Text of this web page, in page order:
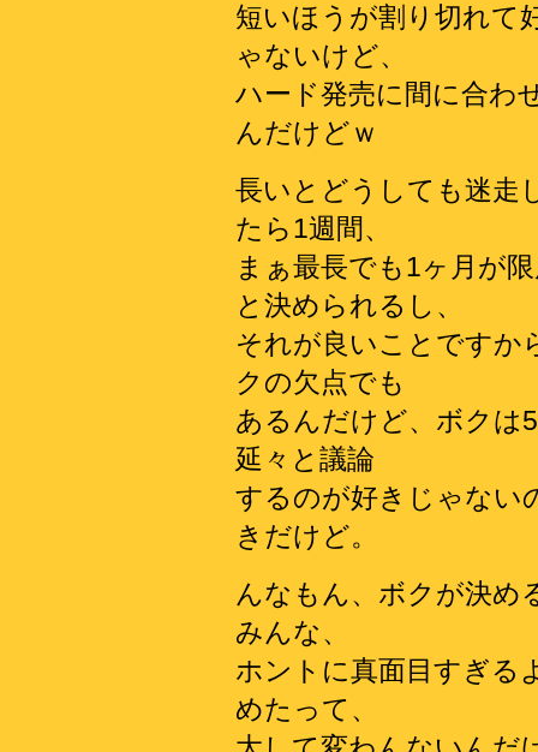
短いほうが割り切れて
ゃないけど、
ハード発売に間に合わ
んだけどｗ
長いとどうしても迷走
たら1週間、
まぁ最長でも1ヶ月が
と決められるし、
それが良いことですか
クの欠点でも
あるんだけど、ボクは
延々と議論
するのが好きじゃない
きだけど。
んなもん、ボクが決め
みんな、
ホントに真面目すぎる
めたって、